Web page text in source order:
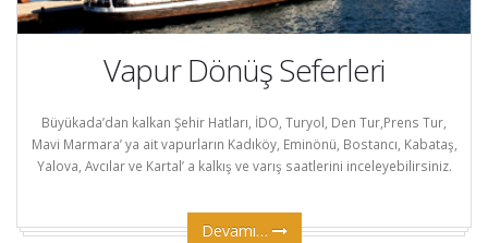
Vapur Dönüş Seferleri
Büyükada’dan kalkan Şehir Hatları, İDO, Turyol, Den Tur,Prens Tur,
Mavi Marmara’ ya ait vapurların Kadıköy, Eminönü, Bostancı, Kabataş,
Yalova, Avcılar ve Kartal’ a kalkış ve varış saatlerini inceleyebilirsiniz.
Devamı…